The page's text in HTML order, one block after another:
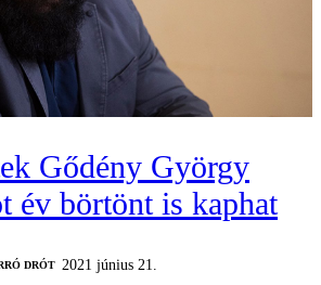
Gődény György
év börtönt is kaphat
DRÓT
2021 június 21.